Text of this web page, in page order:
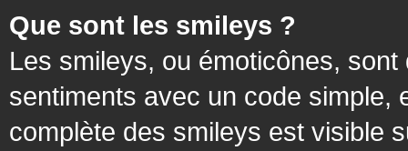
Que sont les smileys ?
Les smileys, ou émoticônes,
sentiments avec un code simple,
complète des smileys est visible